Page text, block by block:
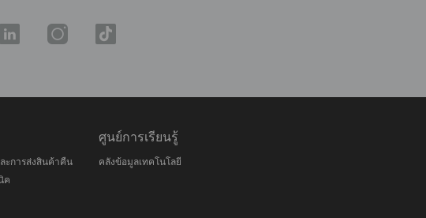
ะการส่งสินค้าคืน
ค
ศูนย์การเรียนรู้
คลังข้อมูลเทคโนโลยี